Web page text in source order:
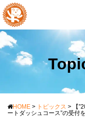
HOME > トピックス >
【
ートダッシュコース”の受付